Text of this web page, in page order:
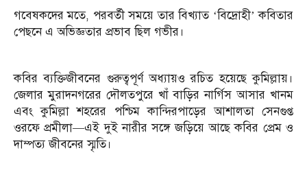
গবেষকদের মতে, পরবর্তী সময়ে তার বিখ্যাত ‘বিদ্রোহী’ কবিতার
পেছনে এ অভিজ্ঞতার প্রভাব ছিল গভীর।
কবির ব্যক্তিজীবনের গুরুত্বপূর্ণ অধ্যায়ও রচিত হয়েছে কুমিল্লায়।
জেলার মুরাদনগরের দৌলতপুরে খাঁ বাড়ির নার্গিস আসার খানম
এবং কুমিল্লা শহরের পশ্চিম কান্দিরপাড়ের আশালতা সেনগুপ্ত
ওরফে প্রমীলা—এই দুই নারীর সঙ্গে জড়িয়ে আছে কবির প্রেম ও
দাম্পত্য জীবনের স্মৃতি।